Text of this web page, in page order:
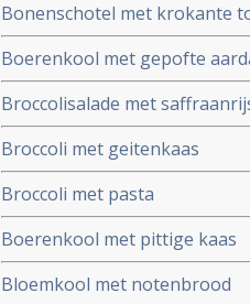
Bonenschotel met krokante
Boerenkool met gepofte
Broccolisalade met
Broccoli met geitenkaas
Broccoli met pasta
Boerenkool met pittige kaas
Bloemkool met notenbrood